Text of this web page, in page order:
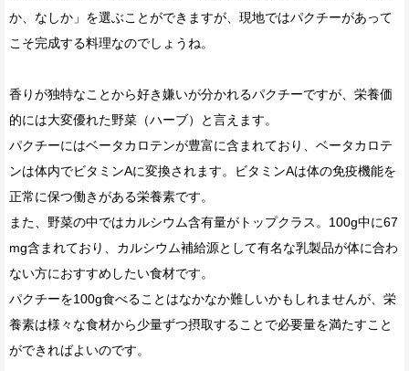
か、なしか」を選ぶことができますが、現地ではパクチーがあって
こそ完成する料理なのでしょうね。
香りが独特なことから好き嫌いが分かれるパクチーですが、栄養価
的には大変優れた野菜（ハーブ）と言えます。
パクチーにはベータカロテンが豊富に含まれており、ベータカロテ
ンは体内でビタミンAに変換されます。ビタミンAは体の免疫機能を
正常に保つ働きがある栄養素です。
また、野菜の中ではカルシウム含有量がトップクラス。100g中に67
mg含まれており、カルシウム補給源として有名な乳製品が体に合わ
ない方におすすめしたい食材です。
パクチーを100g食べることはなかなか難しいかもしれませんが、栄
養素は様々な食材から少量ずつ摂取することで必要量を満たすこと
ができればよいのです。